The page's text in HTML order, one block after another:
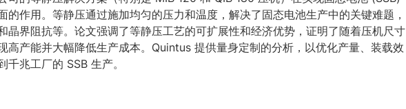
的作用。等静压通过施加均匀的压力和温度，解决了固态电池生产中的关键难题，
晶界阻抗等。论文强调了等静压工艺的可扩展性和经济优势，证明了随着压机尺寸
高产能并大幅降低生产成本。Quintus 提供量身定制的分析，以优化产量、装载效
兆工厂的 SSB 生产。